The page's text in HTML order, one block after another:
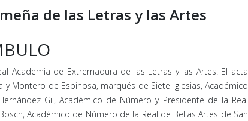
de las Letras y las Artes
Academia de Extremadura de las Letras y las Artes. El acta
Montero de Espinosa, marqués de Siete Iglesias, Académico
Gil, Académico de Número y Presidente de la Real
Académico de Número de la Real de Bellas Artes de San